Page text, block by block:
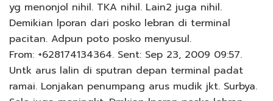
yg menonjol nihil. TKA nihil. Lain2 juga nihil.
Demikian lporan dari posko lebran di terminal
pacitan. Adpun poto posko menyusul.
From: +628174134364. Sent: Sep 23, 2009 09:57.
Untk arus lalin di sputran depan terminal padat
ramai. Lonjakan penumpang arus mudik jkt. Surbya.